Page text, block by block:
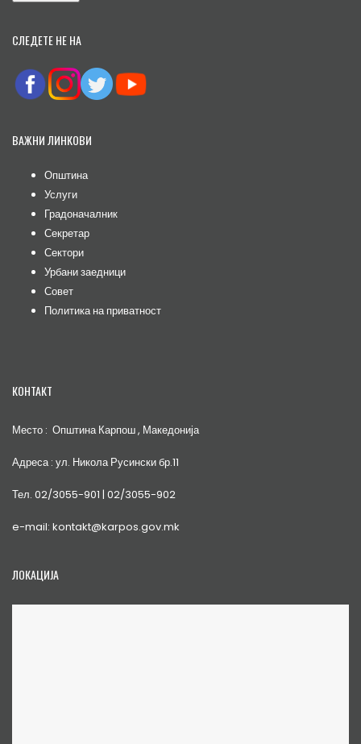
СЛЕДЕТЕ НЕ НА
ВАЖНИ ЛИНКОВИ
Општина
Услуги
Градоначалник
Секретар
Сектори
Урбани заедници
Совет
Политика на приватност
КОНТАКТ
Место : Општина Карпош , Македонија
Адреса : ул. Никола Русински бр.11
Тел. 02/3055-901 | 02/3055-902
e-mail: kontakt@karpos.gov.mk
ЛОКАЦИЈА